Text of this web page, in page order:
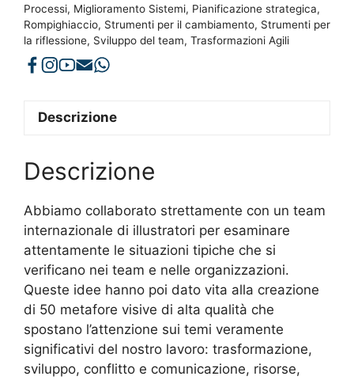
Processi, Miglioramento Sistemi, Pianificazione strategica,
Rompighiaccio, Strumenti per il cambiamento, Strumenti per
la riflessione, Sviluppo del team, Trasformazioni Agili
Descrizione
Descrizione
Abbiamo collaborato strettamente con un team
internazionale di illustratori per esaminare
attentamente le situazioni tipiche che si
verificano nei team e nelle organizzazioni.
Queste idee hanno poi dato vita alla creazione
di 50 metafore visive di alta qualità che
spostano l’attenzione sui temi veramente
significativi del nostro lavoro: trasformazione,
sviluppo, conflitto e comunicazione, risorse,